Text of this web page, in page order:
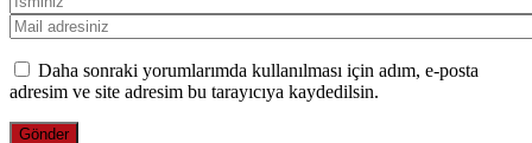
Daha sonraki yorumlarımda kullanılması için adım, e-posta
adresim ve site adresim bu tarayıcıya kaydedilsin.